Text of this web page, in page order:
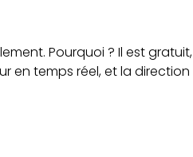
Pourquoi ? Il est gratuit,
en temps réel, et la direction